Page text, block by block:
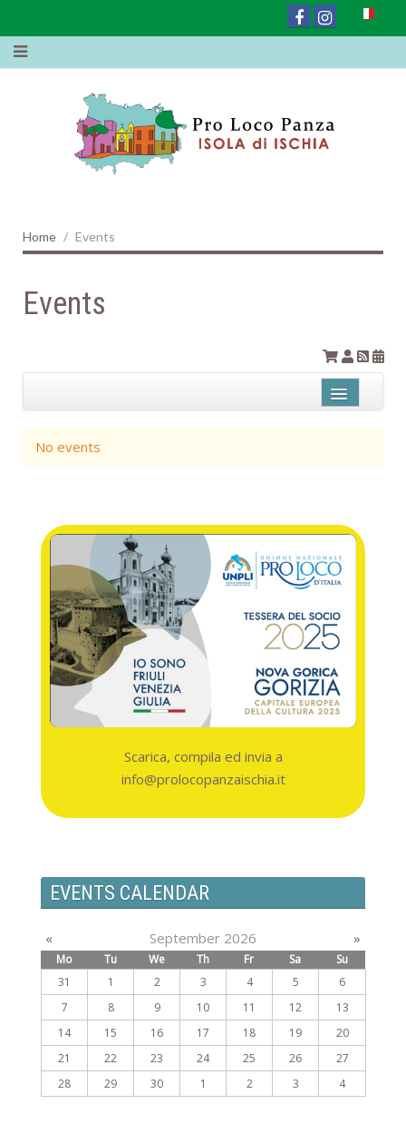
Home Events
Events
Add filter Clear
No events
Scarica, compila ed invia a
info@prolocopanzaischia.it
EVENTS CALENDAR
« September 2026 »
Mo Tu We Th Fr Sa
Su
31
1 2 3 4 5
6
7
8 9 10 11 12
13
14
15 16 17 18 19
20
21
22 23 24 25 26
27
28
29 30 1 2 3 4